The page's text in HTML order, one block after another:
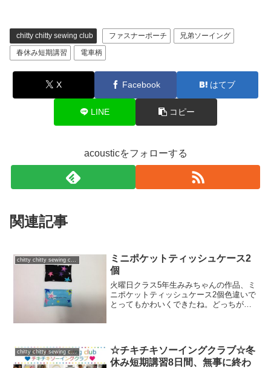
chitty chitty sewing club ファスナーポーチ
兄弟ソーイング
春休み短期講習
電車柄
X Facebook はてブ
LINE コピー
acousticをフォローする
関連記事
chitty chitty sewing club
ミニポケットティッシュケース2
個
火曜日クラス5年生みみちゃんの作品、ミ
ニポケットティッシュケース2個色違いで
とってもかわいくできたね。どっちが私
かもね！
chitty chitty sewing club
☆チキチキソーイングクラブ☆冬
休み短期講習8日間、無事に終わ